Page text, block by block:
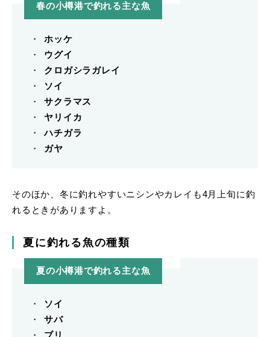
春の小樽港で釣れる主な魚
ホッケ
ウグイ
クロガシラガレイ
ソイ
サクラマス
ヤリイカ
ハチガラ
ガヤ
そのほか、冬に釣れやすいニシンやカレイも4月上旬に釣
れるときがありますよ。
夏に釣れる魚の種類
夏の小樽港で釣れる主な魚
ソイ
サバ